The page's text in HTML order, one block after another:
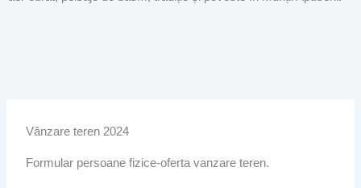
Vânzare teren 2024
Formular persoane fizice-oferta vanzare teren.